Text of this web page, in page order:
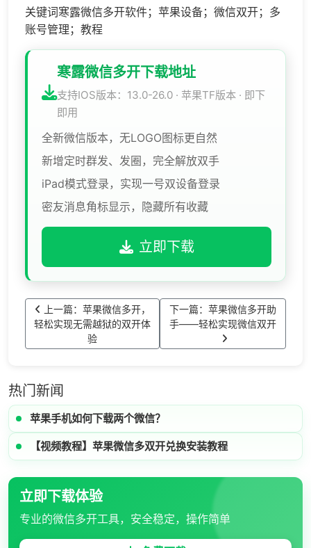
关键词寒露微信多开软件；苹果设备；微信双开；多
账号管理；教程
寒露微信多开下载地址
支持IOS版本：13.0-26.0 · 苹果TF版本 · 即下
即用
全新微信版本，无LOGO图标更自然
新增定时群发、发圈，完全解放双手
iPad模式登录，实现一号双设备登录
密友消息角标显示，隐藏所有收藏
立即下载
上一篇：苹果微信多开，
轻松实现无需越狱的双开体
验
下一篇：苹果微信多开助
手——轻松实现微信双开
热门新闻
苹果手机如何下载两个微信？
【视频教程】苹果微信多双开兑换安装教程
立即下载体验
专业的微信多开工具，安全稳定，操作简单